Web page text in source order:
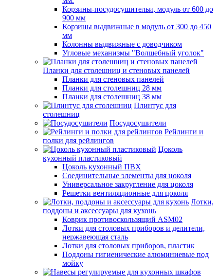
Корзины-посудосушительи, модуль от 600 до
900 мм
Корзины выдвижные в модуль от 300 до 450
мм
Колонны выдвижные с доводчиком
Угловые механизмы "Волшебный уголок"
Планки для столешниц и стеновых панелей
Планки для стеновых панелей
Планки для столешниц 28 мм
Планки для столешниц 38 мм
Плинтус для
столешниц
Посудосушители
Рейлинги и
полки для рейлингов
Цоколь
кухонный пластиковый
Цоколь кухонный ПВХ
Соединительные элементы для цоколя
Универсальное закругление для цоколя
Решетки вентиляционные для цоколя
Лотки,
поддоны и аксессуары для кухонь
Коврик противоскользящий ASM02
Лотки для столовых приборов и делители,
нержавеющая сталь
Лотки для столовых приборов, пластик
Поддоны гигиенические алюминиевые под
мойку